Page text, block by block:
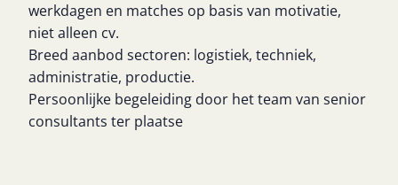
werkdagen en matches op basis van motivatie,
niet alleen cv.
Breed aanbod sectoren: logistiek, techniek,
administratie, productie.
Persoonlijke begeleiding door het team van senior
consultants ter plaatse